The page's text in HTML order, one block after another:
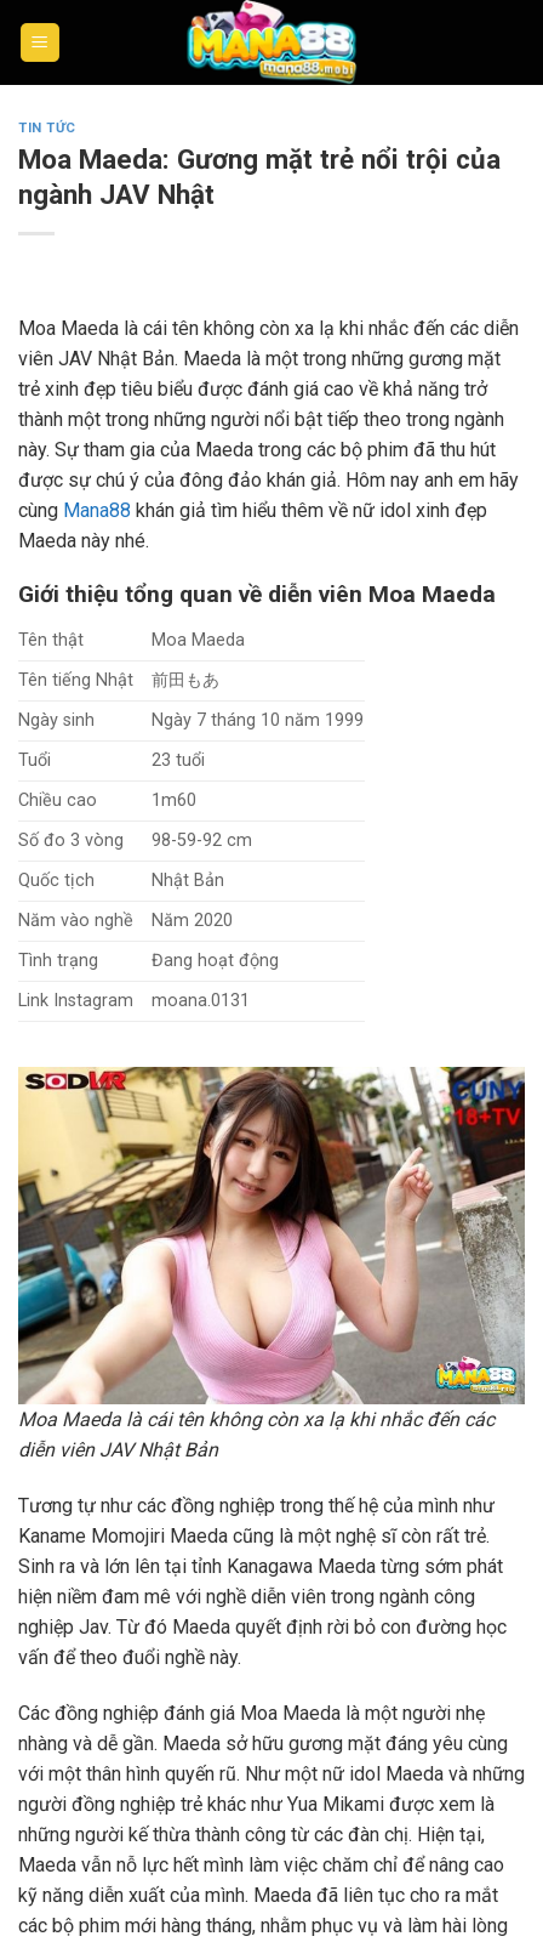
TIN TỨC
Moa Maeda: Gương mặt trẻ nổi trội của
ngành JAV Nhật
Moa Maeda là cái tên không còn xa lạ khi nhắc đến các diễn
viên JAV Nhật Bản. Maeda là một trong những gương mặt
trẻ xinh đẹp tiêu biểu được đánh giá cao về khả năng trở
thành một trong những người nổi bật tiếp theo trong ngành
này. Sự tham gia của Maeda trong các bộ phim đã thu hút
được sự chú ý của đông đảo khán giả. Hôm nay anh em hãy
cùng Mana88 khán giả tìm hiểu thêm về nữ idol xinh đẹp
Maeda này nhé.
Giới thiệu tổng quan về diễn viên Moa Maeda
Tên thật
Moa Maeda
Tên tiếng Nhật
前田もあ
Ngày sinh
Ngày 7 tháng 10 năm 1999
Tuổi
23 tuổi
Chiều cao
1m60
Số đo 3 vòng
98-59-92 cm
Quốc tịch
Nhật Bản
Năm vào nghề
Năm 2020
Tình trạng
Đang hoạt động
Link Instagram
moana.0131
Moa Maeda là cái tên không còn xa lạ khi nhắc đến các
diễn viên JAV Nhật Bản
Tương tự như các đồng nghiệp trong thế hệ của mình như
Kaname Momojiri Maeda cũng là một nghệ sĩ còn rất trẻ.
Sinh ra và lớn lên tại tỉnh Kanagawa Maeda từng sớm phát
hiện niềm đam mê với nghề diễn viên trong ngành công
nghiệp Jav. Từ đó Maeda quyết định rời bỏ con đường học
vấn để theo đuổi nghề này.
Các đồng nghiệp đánh giá Moa Maeda là một người nhẹ
nhàng và dễ gần. Maeda sở hữu gương mặt đáng yêu cùng
với một thân hình quyến rũ. Như một nữ idol Maeda và những
người đồng nghiệp trẻ khác như Yua Mikami được xem là
những người kế thừa thành công từ các đàn chị. Hiện tại,
Maeda vẫn nỗ lực hết mình làm việc chăm chỉ để nâng cao
kỹ năng diễn xuất của mình. Maeda đã liên tục cho ra mắt
các bộ phim mới hàng tháng, nhằm phục vụ và làm hài lòng